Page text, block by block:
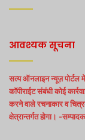
आवश्यक सूचना
सत्य ऑनलाइन न्यूज़ पोर्टल
कॉपीराईट संबंधी कोई
करने वाले रचनाकार व
क्षेत्रान्तर्गत होगा। -सम्पादक